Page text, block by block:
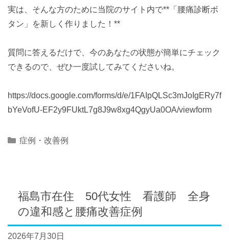
実は、そんな方のために当院のサイト内で**「腰痛診断ボ
タン」を新しく作りました！**
質問に答えるだけで、今のあなたの状態が簡単にチェック
できるので、ぜひ一度試してみてくださいね。
https://docs.google.com/forms/d/e/1FAIpQLSc3mJoIgERy7f
bYeVofU-EF2y9FUktL7g8J9w8xg4QgyUa0OA/viewform
Categories
症例・改善例
福島市在住 50代女性 看護師 全身
の違和感と腰痛改善症例
2026年7月30日